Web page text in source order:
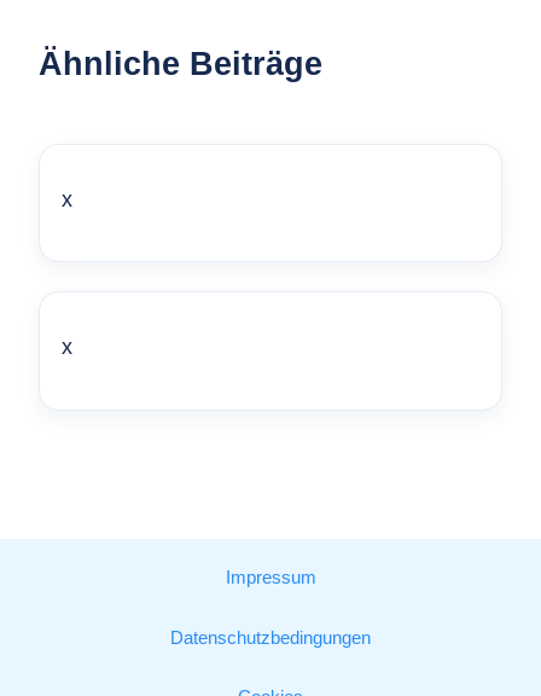
Ähnliche Beiträge
x
x
Impressum
Datenschutzbedingungen